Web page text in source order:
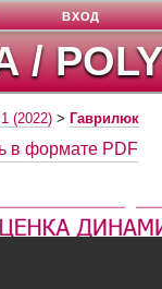
ВХОД
(2022) > Гаврилюк
в формате PDF